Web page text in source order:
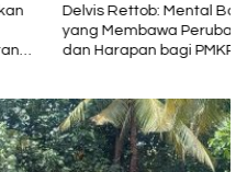
Delvis Rettob: Mental Baja
yang Membawa Perubahan
dan Harapan bagi PMKRI